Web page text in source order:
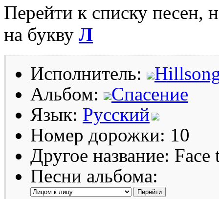
Перейти к списку песен,
на букву Л
Исполнитель:
Альбом:
Спасение
Язык: Русский
Номер дорожки: 10
Другое название: Face
Песни альбома: